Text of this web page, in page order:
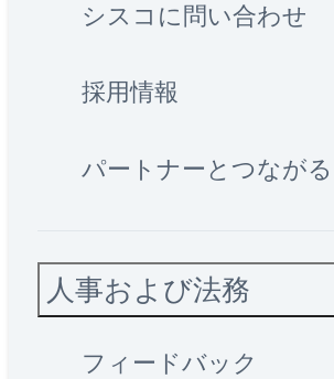
シスコに問い合わせ
採用情報
パートナーとつながる
人事および法務
フィードバック